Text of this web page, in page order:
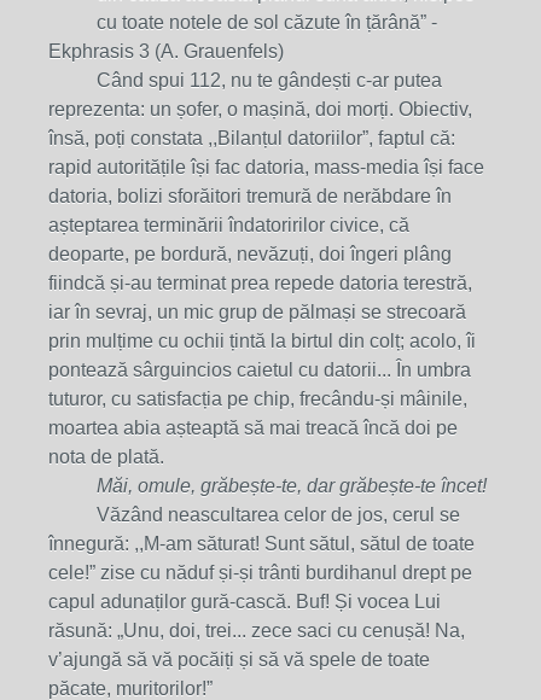
cu toate notele de sol căzute în țărână” -
Ekphrasis 3 (A. Grauenfels)
Când spui 112, nu te gândești c-ar putea
reprezenta: un șofer, o mașină, doi morți. Obiectiv,
însă, poți constata ,,Bilanțul datoriilor”, faptul că:
rapid autoritățile își fac datoria, mass-media își face
datoria, bolizi sforăitori tremură de nerăbdare în
așteptarea terminării îndatoririlor civice, că
deoparte, pe bordură, nevăzuți, doi îngeri plâng
fiindcă și-au terminat prea repede datoria terestră,
iar în sevraj, un mic grup de pălmași se strecoară
prin mulțime cu ochii țintă la birtul din colț; acolo, îi
pontează sârguincios caietul cu datorii... În umbra
tuturor, cu satisfacția pe chip, frecându-și mâinile,
moartea abia așteaptă să mai treacă încă doi pe
nota de plată.
Măi, omule, grăbește-te, dar grăbește-te încet!
Văzând neascultarea celor de jos, cerul se
înnegură: ,,M-am săturat! Sunt sătul, sătul de toate
cele!” zise cu năduf și-și trânti burdihanul drept pe
capul adunaților gură-cască. Buf! Și vocea Lui
răsună: „Unu, doi, trei... zece saci cu cenușă! Na,
v’ajungă să vă pocăiți și să vă spele de toate
păcate, muritorilor!”